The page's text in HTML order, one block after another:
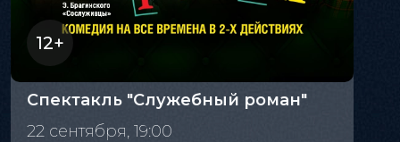
12+
Спектакль "Служебный роман"
22 сентября, 19:00